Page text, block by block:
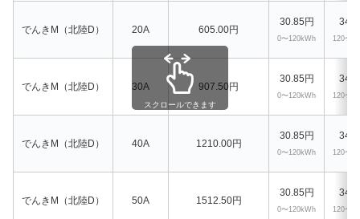
でんきM（北陸D） 20A 605.00円
30.85円
0〜120kWh 120〜
でんきM（北陸D） 30A 907.50円
30.85円
0〜120kWh 120〜
でんきM（北陸D） 40A 1210.00円
30.85円
0〜120kWh 120〜
でんきM（北陸D） 50A 1512.50円
30.85円
0〜120kWh 120〜
スクロールできます